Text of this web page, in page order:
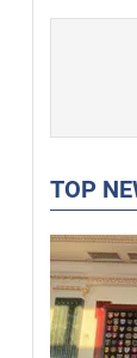
TOP